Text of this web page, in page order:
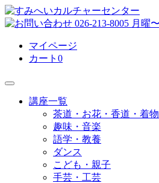
マイページ
カート 0
講座一覧
茶道・お花・香道・着物
趣味・音楽
語学・教養
ダンス
こども・親子
手芸・工芸